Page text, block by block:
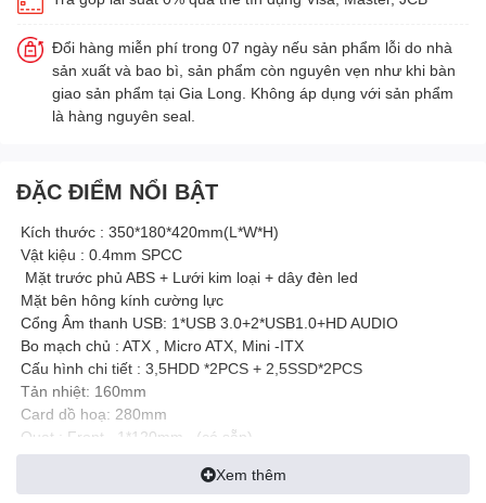
Đổi hàng miễn phí trong 07 ngày nếu sản phẩm lỗi do nhà
sản xuất và bao bì, sản phẩm còn nguyên vẹn như khi bàn
giao sản phẩm tại Gia Long. Không áp dụng với sản phẩm
là hàng nguyên seal.
ĐẶC ĐIỂM NỔI BẬT
Kích thước : 350*180*420mm(L*W*H)
Vật kiệu : 0.4mm SPCC
Mặt trước phủ ABS + Lưới kim loại + dây đèn led
Mặt bên hông kính cường lực
Cổng Âm thanh USB: 1*USB 3.0+2*USB1.0+HD AUDIO
Bo mạch chủ : ATX , Micro ATX, Mini -ITX
Cấu hình chi tiết : 3,5HDD *2PCS + 2,5SSD*2PCS
Tản nhiệt: 160mm
Card dồ hoạ: 280mm
Quạt : Front 1*120mm (có sẵn)
Hỗ trợ quạt nước : 1*120mm
Xem thêm